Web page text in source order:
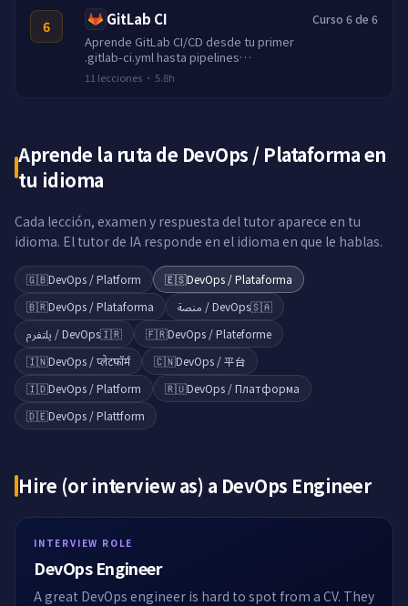
6 GitLab CI
Aprende GitLab CI/CD desde tu primer
.gitlab-ci.yml hasta pipelines
multietapa con artefactos, entornos y
despliegues.
11 lecciones · 5.8h
Curso 6 de 6
Aprende la ruta de DevOps / Plataforma en
tu idioma
Cada lección, examen y respuesta del tutor aparece en tu
idioma. El tutor de IA responde en el idioma en que le hablas.
🇬🇧DevOps / Platform 🇪🇸DevOps / Plataforma
🇧🇷DevOps / Plataforma 🇸🇦DevOps / منصة
🇮🇷DevOps / پلتفرم 🇫🇷DevOps / Plateforme
🇮🇳DevOps / प्लेटफ़ॉर्म 🇨🇳DevOps / 平台
🇮🇩DevOps / Platform 🇷🇺DevOps / Платформа
🇩🇪DevOps / Plattform
Hire (or interview as) a DevOps Engineer
INTERVIEW ROLE
DevOps Engineer
A great DevOps engineer is hard to spot from a CV. They